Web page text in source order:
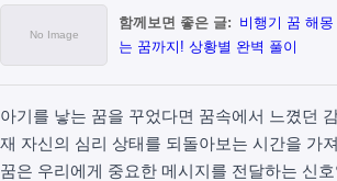
함께보면 좋은 글: 비행기 꿈 해
는 꿈까지! 상황별 완벽 풀이
아기를 낳는 꿈을 꾸었다면 꿈속에서 느꼈던
재 자신의 심리 상태를 되돌아보는 시간을 가
꿈은 우리에게 중요한 메시지를 전달하는 신